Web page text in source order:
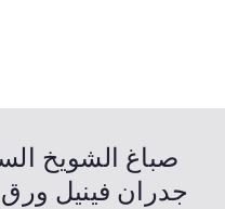
جدران فينيل ورق